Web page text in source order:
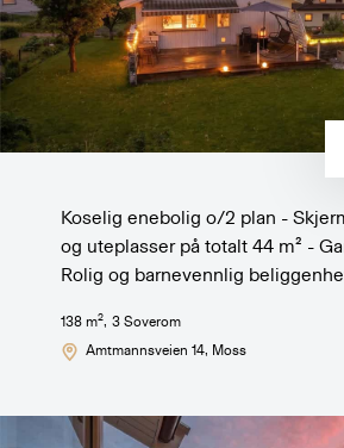
Koselig enebolig o/2 plan -
og uteplasser på totalt 44 m² -
Rolig og barnevennlig
138 m2, 3Soverom
Amtmannsveien 14, Moss